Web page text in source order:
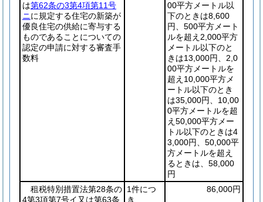
は第62条の3第4項第11号
ニに規定する住宅の新築が
優良住宅の供給に寄与する
ものであることについての
認定の申請に対する審査手
数料
00平方メートル以
下のときは8,600
円、500平方メート
ルを超え2,000平方
メートル以下のと
きは13,000円、2,0
00平方メートルを
超え10,000平方メ
ートル以下のとき
は35,000円、10,00
0平方メートルを超
え50,000平方メー
トル以下のときは4
3,000円、50,000平
方メートルを超え
るときは、58,000
円
租税特別措置法第28条の
4第3項第7号イ又は第63条
1件につ
き
86,000円